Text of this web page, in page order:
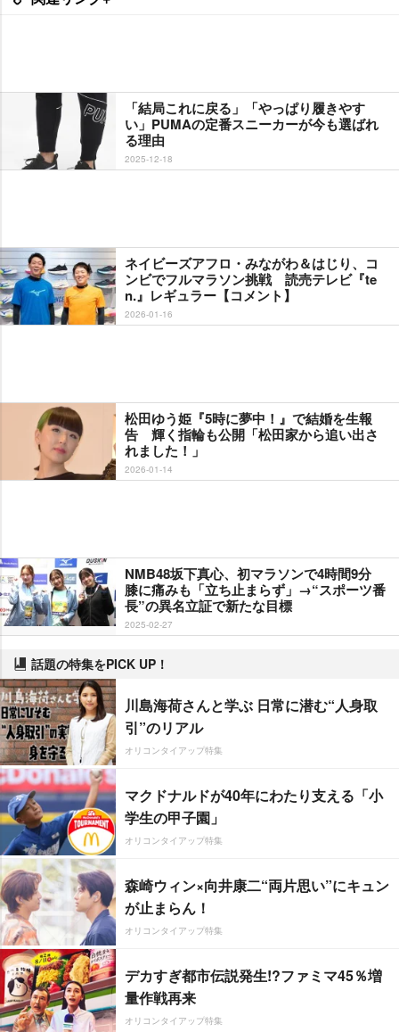
「結局これに戻る」「やっぱり履きやす
い」PUMAの定番スニーカーが今も選ばれ
る理由
2025-12-18
ネイビーズアフロ・みながわ＆はじり、コ
ンビでフルマラソン挑戦 読売テレビ『te
n.』レギュラー【コメント】
2026-01-16
松田ゆう姫『5時に夢中！』で結婚を生報
告 輝く指輪も公開「松田家から追い出さ
れました！」
2026-01-14
NMB48坂下真心、初マラソンで4時間9分
膝に痛みも「立ち止まらず」→“スポーツ番
長”の異名立証で新たな目標
2025-02-27
話題の特集をPICK UP！
川島海荷さんと学ぶ 日常に潜む“人身取
引”のリアル
オリコンタイアップ特集
マクドナルドが40年にわたり支える「小
学生の甲子園」
オリコンタイアップ特集
森崎ウィン×向井康二“両片思い”にキュン
が止まらん！
オリコンタイアップ特集
デカすぎ都市伝説発生!?ファミマ45％増
量作戦再来
オリコンタイアップ特集